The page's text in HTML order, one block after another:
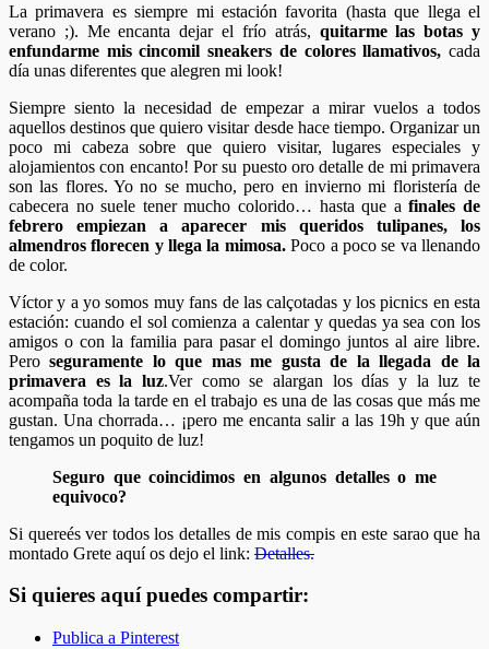
La primavera es siempre mi estación favorita (hasta que llega el
verano ;). Me encanta dejar el frío atrás, quitarme las botas y
enfundarme mis cincomil sneakers de colores llamativos, cada
día unas diferentes que alegren mi look!
Siempre siento la necesidad de empezar a mirar vuelos a todos
aquellos destinos que quiero visitar desde hace tiempo. Organizar un
poco mi cabeza sobre que quiero visitar, lugares especiales y
alojamientos con encanto! Por su puesto oro detalle de mi primavera
son las flores. Yo no se mucho, pero en invierno mi floristería de
cabecera no suele tener mucho colorido… hasta que afinales de
febrero empiezan a aparecer mis queridos tulipanes, los
almendros florecen y llega la mimosa.Poco a poco se va llenando
de color.
Víctor y a yo somos muy fans de las calçotadas y los picnics en esta
estación: cuando el sol comienza a calentar y quedas ya sea con los
amigos o con la familia para pasar el domingo juntos al aire libre.
Peroseguramente lo que mas me gusta de la llegada de la
primavera es la luz.Ver como se alargan los días y la luz te
acompaña toda la tarde en el trabajo es una de las cosas que más me
gustan. Una chorrada… ¡pero me encanta salir a las 19h y que aún
tengamos un poquito de luz!
Seguro que coincidimos en algunos detalles o me
equivoco?
Si quereés ver todos los detalles de mis compis en este sarao que ha
montado Grete aquí os dejo el link: Detalles.
Si quieres aquí puedes compartir:
Publica a Pinterest